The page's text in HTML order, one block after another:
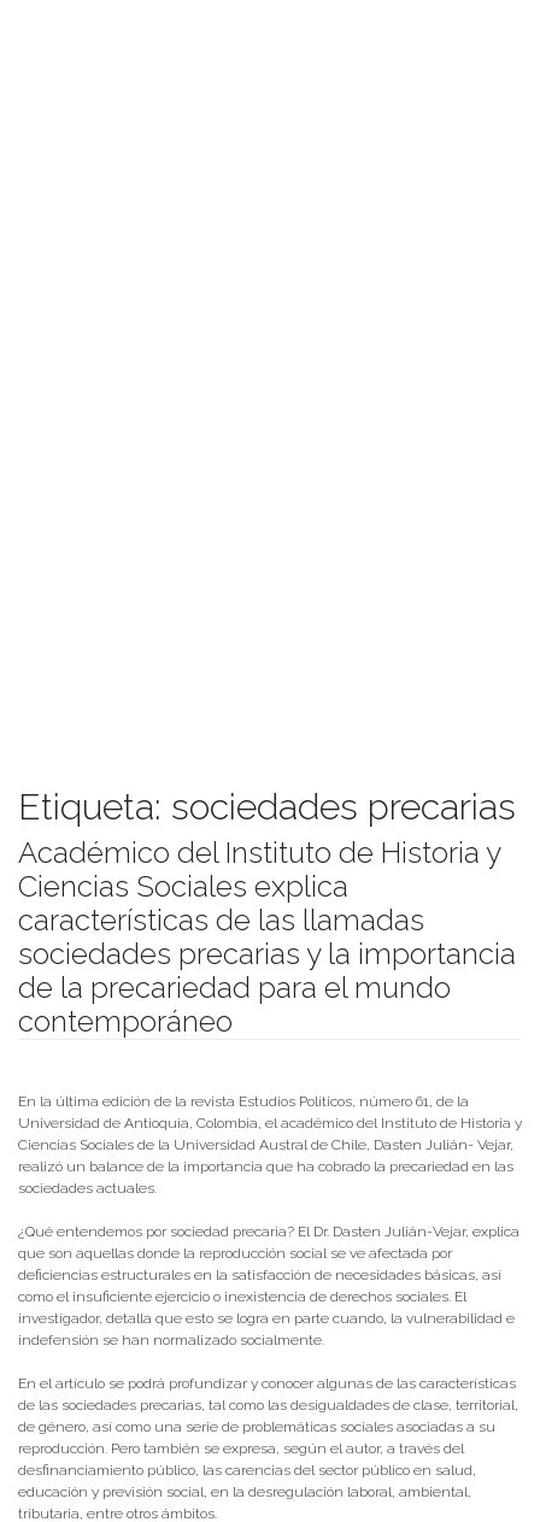
Etiqueta: sociedades precarias
Académico del Instituto de Historia y
Ciencias Sociales explica
características de las llamadas
sociedades precarias y la importancia
de la precariedad para el mundo
contemporáneo
En la última edición de la revista Estudios Políticos, número 61, de la
Universidad de Antioquia, Colombia, el académico del Instituto de Historia y
Ciencias Sociales de la Universidad Austral de Chile, Dasten Julián- Vejar,
realizó un balance de la importancia que ha cobrado la precariedad en las
sociedades actuales.
¿Qué entendemos por sociedad precaria? El Dr. Dasten Julián-Vejar, explica
que son aquellas donde la reproducción social se ve afectada por
deficiencias estructurales en la satisfacción de necesidades básicas, así
como el insuficiente ejercicio o inexistencia de derechos sociales. El
investigador, detalla que esto se logra en parte cuando, la vulnerabilidad e
indefensión se han normalizado socialmente.
En el artículo se podrá profundizar y conocer algunas de las características
de las sociedades precarias, tal como las desigualdades de clase, territorial,
de género, así como una serie de problemáticas sociales asociadas a su
reproducción. Pero también se expresa, según el autor, a través del
desfinanciamiento público, las carencias del sector público en salud,
educación y previsión social, en la desregulación laboral, ambiental,
tributaria, entre otros ámbitos.